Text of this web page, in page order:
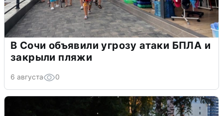
В Сочи объявили угрозу атаки БПЛА и
закрыли пляжи
6 августа 0